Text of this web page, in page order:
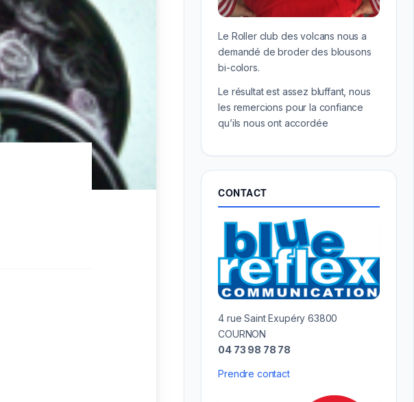
Le Roller club des volcans nous a
demandé de broder des blousons
bi-colors.
Le résultat est assez bluffant, nous
les remercions pour la confiance
qu’ils nous ont accordée
CONTACT
4 rue Saint Exupéry 63800
COURNON
04 73 98 78 78
Prendre contact